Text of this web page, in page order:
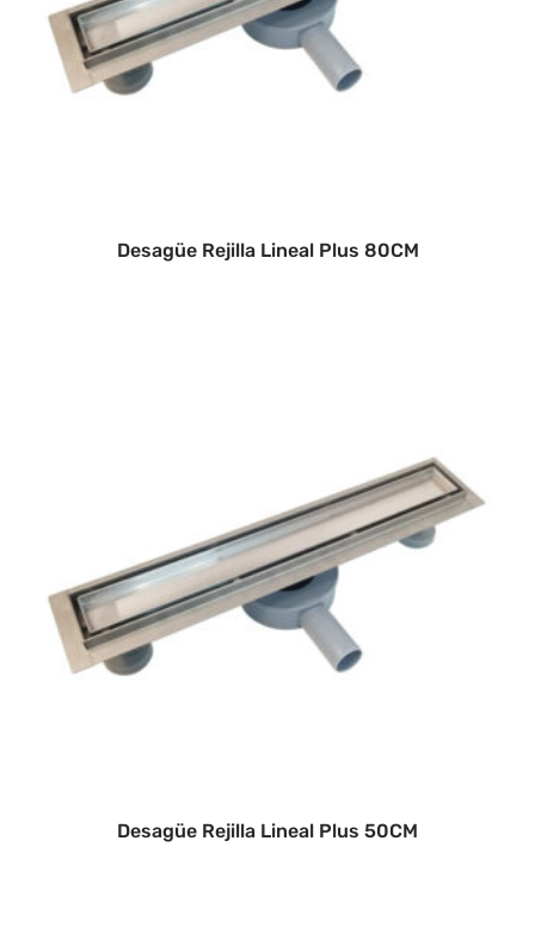
Desagüe Rejilla Lineal Plus 80CM
Desagüe Rejilla Lineal Plus 50CM